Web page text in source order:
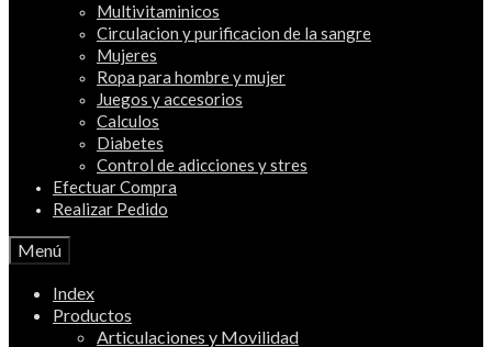
Multivitaminicos
Circulacion y purificacion de la sangre
Mujeres
Ropa para hombre y mujer
Juegos y accesorios
Calculos
Diabetes
Control de adicciones y stres
Efectuar Compra
Realizar Pedido
Menú
Index
Productos
Articulaciones y Movilidad